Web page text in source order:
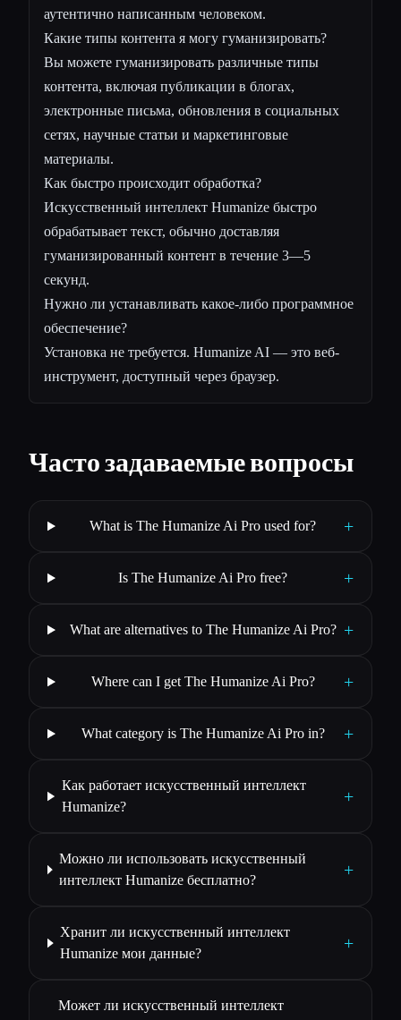
аутентично написанным человеком.
Какие типы контента я могу гуманизировать?
Вы можете гуманизировать различные типы
контента, включая публикации в блогах,
электронные письма, обновления в социальных
сетях, научные статьи и маркетинговые
материалы.
Как быстро происходит обработка?
Искусственный интеллект Humanize быстро
обрабатывает текст, обычно доставляя
гуманизированный контент в течение 3—5
секунд.
Нужно ли устанавливать какое-либо программное
обеспечение?
Установка не требуется. Humanize AI — это веб-
инструмент, доступный через браузер.
Часто задаваемые вопросы
What is The Humanize Ai Pro used for? +
Is The Humanize Ai Pro free? +
What are alternatives to The Humanize Ai Pro? +
Where can I get The Humanize Ai Pro? +
What category is The Humanize Ai Pro in? +
Как работает искусственный интеллект
Humanize?
+
Можно ли использовать искусственный
интеллект Humanize бесплатно?
+
Хранит ли искусственный интеллект
Humanize мои данные?
+
Может ли искусственный интеллект